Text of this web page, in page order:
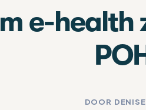
e-health
DOOR